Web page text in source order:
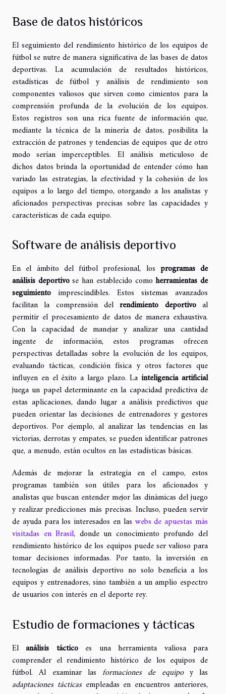
Base de datos históricos
El seguimiento del rendimiento histórico de los equipos de
fútbol se nutre de manera significativa de las bases de datos
deportivas. La acumulación de resultados históricos,
estadísticas de fútbol y análisis de rendimiento son
componentes valiosos que sirven como cimientos para la
comprensión profunda de la evolución de los equipos.
Estos registros son una rica fuente de información que,
mediante la técnica de la minería de datos, posibilita la
extracción de patrones y tendencias de equipos que de otro
modo serían imperceptibles. El análisis meticuloso de
dichos datos brinda la oportunidad de entender cómo han
variado las estrategias, la efectividad y la cohesión de los
equipos a lo largo del tiempo, otorgando a los analistas y
aficionados perspectivas precisas sobre las capacidades y
características de cada equipo.
Software de análisis deportivo
En el ámbito del fútbol profesional, los programas de
análisis deportivose han establecido comoherramientas de
seguimiento imprescindibles. Estos sistemas avanzados
facilitan la comprensión delrendimiento deportivoal
permitir el procesamiento de datos de manera exhaustiva.
Con la capacidad de manejar y analizar una cantidad
ingente de información, estos programas ofrecen
perspectivas detalladas sobre la evolución de los equipos,
evaluando tácticas, condición física y otros factores que
influyen en el éxito a largo plazo. Lainteligencia artificial
juega un papel determinante en la capacidad predictiva de
estas aplicaciones, dando lugar a análisis predictivos que
pueden orientar las decisiones de entrenadores y gestores
deportivos. Por ejemplo, al analizar las tendencias en las
victorias, derrotas y empates, se pueden identificar patrones
que, a menudo, están ocultos en las estadísticas básicas.
Además de mejorar la estrategia en el campo, estos
programas también son útiles para los aficionados y
analistas que buscan entender mejor las dinámicas del juego
y realizar predicciones más precisas. Incluso, pueden servir
de ayuda para los interesados en laswebs de apuestas más
visitadas en Brasil, donde un conocimiento profundo del
rendimiento histórico de los equipos puede ser valioso para
tomar decisiones informadas. Por tanto, la inversión en
tecnologías de análisis deportivo no solo beneficia a los
equipos y entrenadores, sino también a un amplio espectro
de usuarios con interés en el deporte rey.
Estudio de formaciones y tácticas
Elanálisis tácticoes una herramienta valiosa para
comprender el rendimiento histórico de los equipos de
fútbol. Al examinar las formaciones de equipoy las
adaptaciones tácticasempleadas en encuentros anteriores,